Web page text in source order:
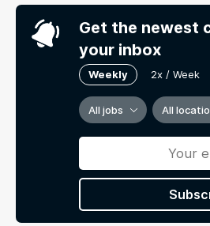
Get the newest
your inbox
Weekly 2x / Week
All jobs All